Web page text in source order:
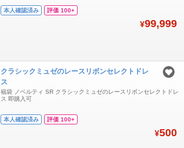
・素敵なメロディを創り出すスコアの花 ・スプーキーテディベアの
本人確認済み 評価 100+
¥99,999
クラシックミュゼのレースリボンセレクトドレ
ス
福袋 ノベルティ SR クラシックミュゼのレースリボンセレクトドレ
ス 即購入可
本人確認済み 評価 100+
¥500